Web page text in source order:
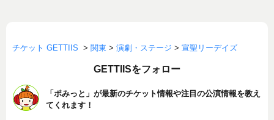
チケット GETTIIS > 関東 > 演劇・ステージ > 宣聖リーデイズ
GETTIISをフォロー
「ポみっと」が最新のチケット情報や注目の公演情報を教え
てくれます！